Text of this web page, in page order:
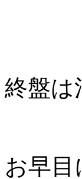
終盤は
お早目